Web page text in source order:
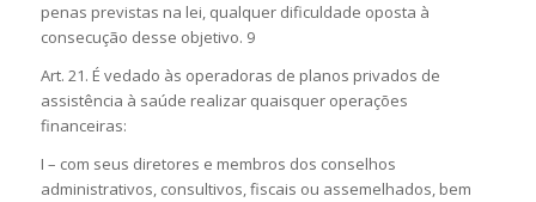
penas previstas na lei, qualquer dificuldade oposta à
consecução desse objetivo. 9
Art. 21. É vedado às operadoras de planos privados de
assistência à saúde realizar quaisquer operações
financeiras:
I – com seus diretores e membros dos conselhos
administrativos, consultivos, fiscais ou assemelhados, bem